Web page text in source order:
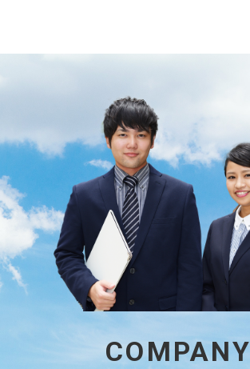
COMPANY